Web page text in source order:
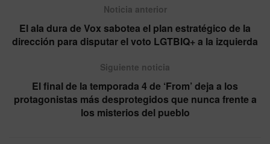
Noticia anterior
El ala dura de Vox sabotea el plan estratégico de la
dirección para disputar el voto LGTBIQ+ a la izquierda
Siguiente noticia
El final de la temporada 4 de ‘From’ deja a los
protagonistas más desprotegidos que nunca frente a
los misterios del pueblo